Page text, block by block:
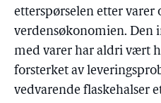
etterspørselen etter varer
verdensøkonomien. Den
med varer har aldri vært
forsterket av
vedvarende flaskehalser